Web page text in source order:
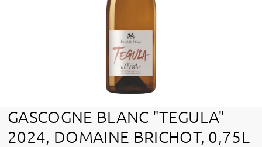
GASCOGNE BLANC "TEGULA"
2024, DOMAINE BRICHOT, 0,75L